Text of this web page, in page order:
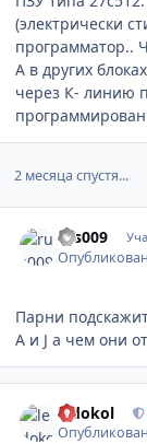
(электрически
программатор..
А в других
через К- линию
2 месяца спустя...
rus009
Парни
A и J а чем они
ledokol